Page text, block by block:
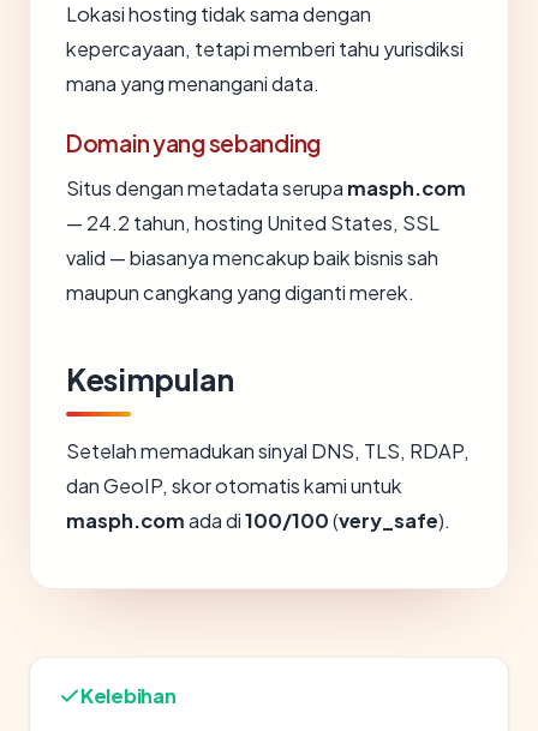
Lokasi hosting tidak sama dengan
kepercayaan, tetapi memberi tahu yurisdiksi
mana yang menangani data.
Domain yang sebanding
Situs dengan metadata serupa masph.com
— 24.2 tahun, hosting United States, SSL
valid — biasanya mencakup baik bisnis sah
maupun cangkang yang diganti merek.
Kesimpulan
Setelah memadukan sinyal DNS, TLS, RDAP,
dan GeoIP, skor otomatis kami untuk
masph.comada di100/100(very_safe).
Kelebihan